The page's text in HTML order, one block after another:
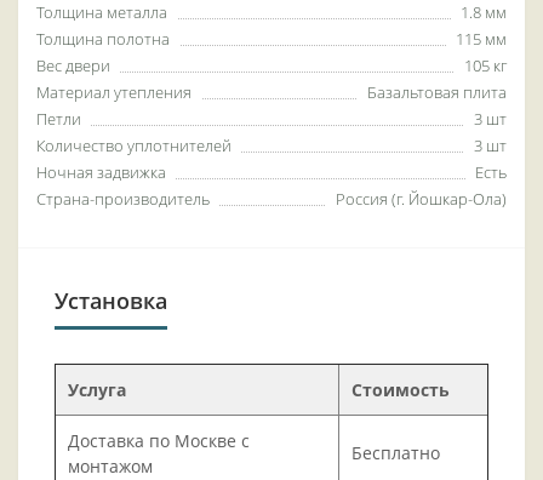
Толщина металла
1.8 мм
Толщина полотна
115 мм
Вес двери
105 кг
Материал утепления
Базальтовая плита
Петли
3 шт
Количество уплотнителей
3 шт
Ночная задвижка
Есть
Страна-производитель
Россия (г. Йошкар-Ола)
Установка
Услуга Стоимость
Доставка по Москве с
монтажом
Бесплатно